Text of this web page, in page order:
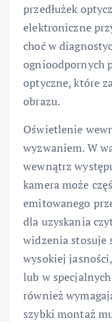
przedłużek
elektroniczne
choć w
ognioodpornych
optyczne, które
obrazu.
Oświetlenie
wyzwaniem. W
wewnątrz
kamera może
emitowanego
dla uzyskania
widzenia stosuje
wysokiej
lub w
również
szybki montaż